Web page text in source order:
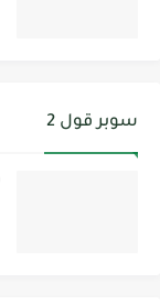
سوبر قول 2